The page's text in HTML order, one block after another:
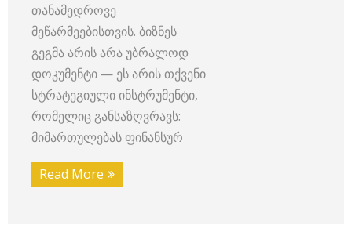
თანამედროვე
მეწარმეებისთვის. ბიზნეს
გეგმა არის არა უბრალოდ
დოკუმენტი — ეს არის თქვენი
სტრატეგიული ინსტრუმენტი,
რომელიც განსაზღვრავს:
მიმართულებას ფინანსურ
Read More